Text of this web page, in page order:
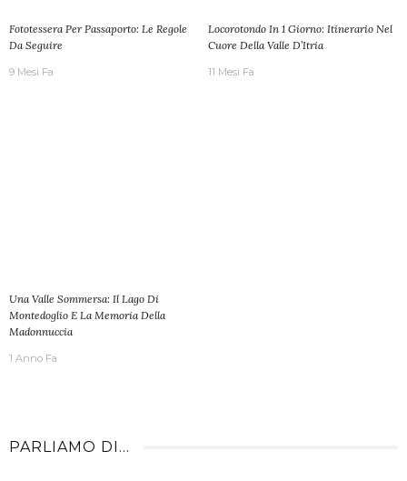
Fototessera Per Passaporto: Le Regole
Da Seguire
9 Mesi Fa
Locorotondo In 1 Giorno: Itinerario Nel
Cuore Della Valle D’Itria
11 Mesi Fa
Una Valle Sommersa: Il Lago Di
Montedoglio E La Memoria Della
Madonnuccia
1 Anno Fa
PARLIAMO DI…